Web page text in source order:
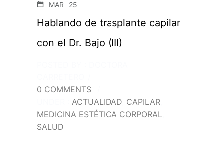
MAR 25
Hablando de trasplante capilar
con el Dr. Bajo (III)
0 COMMENTS
ACTUALIDAD CAPILAR
MEDICINA ESTÉTICA CORPORAL
SALUD